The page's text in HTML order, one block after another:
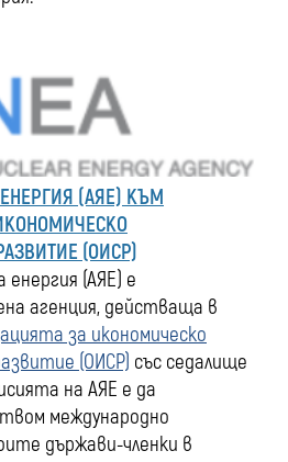
(АЯЕ) КЪМ
(ОИСР)
енергия (АЯЕ) е
агенция, действаща в
за икономическо
(ОИСР) със седалище
на АЯЕ е да
международно
държави-членки в